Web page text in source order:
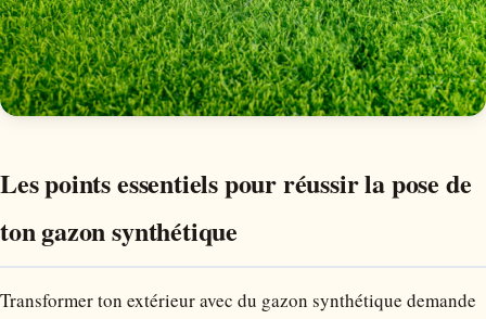
Les points essentiels pour réussir la pose de
ton gazon synthétique
Transformer ton extérieur avec du gazon synthétique demande